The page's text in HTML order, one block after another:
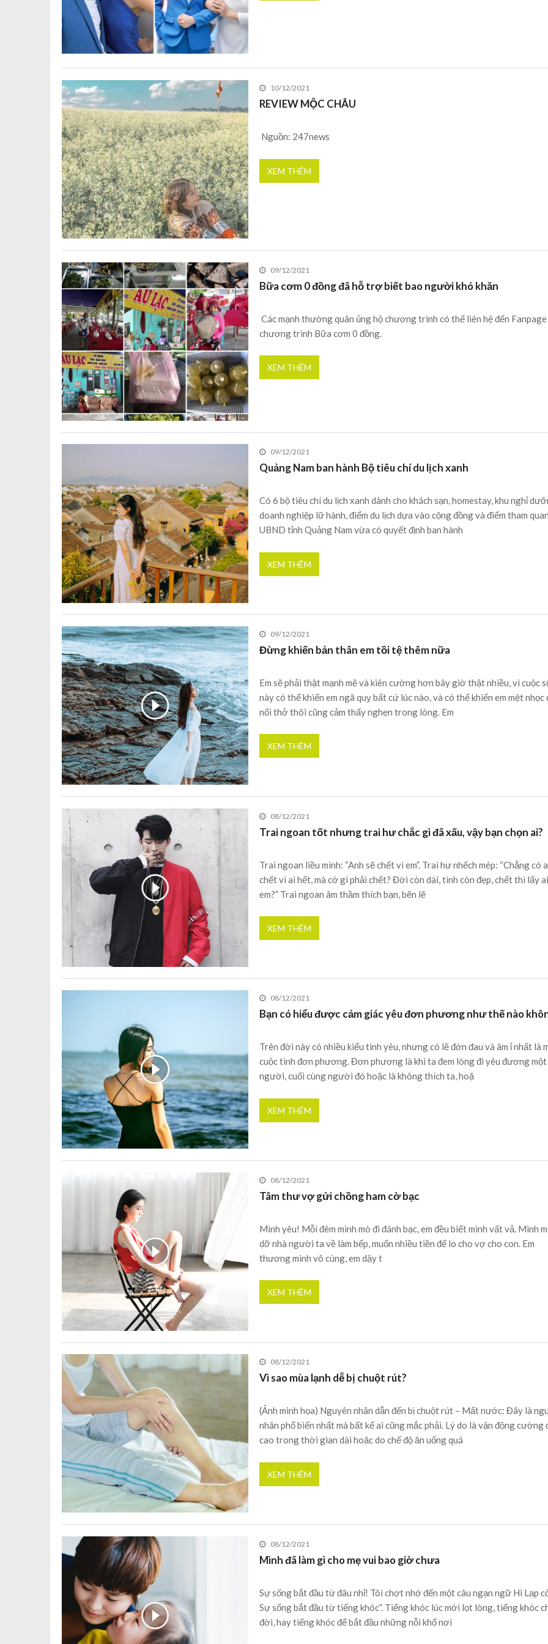
10/12/2021
REVIEW MỘC CHÂU
Nguồn: 247news
XEM THÊM
09/12/2021
Bữa cơm 0 đồng đã hỗ trợ biết bao người khó khăn
Các mạnh thường quân ủng hộ chương trình có thể liên hệ đến Fanpage
chương trình Bữa cơm 0 đồng.
XEM THÊM
09/12/2021
Quảng Nam ban hành Bộ tiêu chí du lịch xanh
Có 6 bộ tiêu chí du lịch xanh dành cho khách sạn, homestay, khu nghỉ
doanh nghiệp lữ hành, điểm du lịch dựa vào cộng đồng và điểm tham
UBND tỉnh Quảng Nam vừa có quyết định ban hành
XEM THÊM
09/12/2021
Đừng khiến bản thân em tồi tệ thêm nữa
Em sẽ phải thật mạnh mẽ và kiên cường hơn bây giờ thật nhiều, vì cuộc
này có thể khiến em ngã quỵ bất cứ lúc nào, và có thể khiến em mệt nhọc
nổi thở thôi cũng cảm thấy nghẹn trong lòng. Em
XEM THÊM
08/12/2021
Trai ngoan tốt nhưng trai hư chắc gì đã xấu, vậy bạn chọn ai?
Trai ngoan liều mình: “Anh sẽ chết vì em”. Trai hư nhếch mép: “Chẳng có
chết vì ai hết, mà cớ gì phải chết? Đời còn dài, tình còn đẹp, chết thì lấy
em?” Trai ngoan âm thầm thích bạn, bẽn lẽ
XEM THÊM
08/12/2021
Bạn có hiểu được cảm giác yêu đơn phương như thế nào
Trên đời này có nhiều kiểu tình yêu, nhưng có lẽ đớn đau và âm ỉ nhất là
cuộc tình đơn phương. Đơn phương là khi ta đem lòng đi yêu đương một
người, cuối cùng người đó hoặc là không thích ta, hoặ
XEM THÊM
08/12/2021
Tâm thư vợ gửi chồng ham cờ bạc
Mình yêu! Mỗi đêm mình mò đi đánh bạc, em đều biết mình vất vả. Mình
dỡ nhà người ta về làm bếp, muốn nhiều tiền để lo cho vợ cho con. Em
thương mình vô cùng, em dậy t
XEM THÊM
08/12/2021
Vì sao mùa lạnh dễ bị chuột rút?
(Ảnh minh họa) Nguyên nhân dẫn đến bị chuột rút – Mất nước: Đây là
nhân phổ biến nhất mà bất kể ai cũng mắc phải. Lý do là vận động cường
cao trong thời gian dài hoặc do chế độ ăn uống quá
XEM THÊM
08/12/2021
Mình đã làm gì cho mẹ vui bao giờ chưa
Sự sống bắt đầu từ đâu nhỉ! Tôi chợt nhớ đến một câu ngạn ngữ Hi Lạp
Sự sống bắt đầu từ tiếng khóc”. Tiếng khóc lúc mới lọt lòng, tiếng khóc
đời, hay tiếng khóc để bắt đầu những nỗi khổ nơi